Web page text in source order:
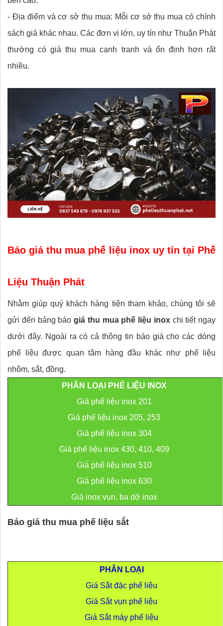
- Địa điểm và cơ sở thu mua: Mỗi cơ sở thu mua có chính
sách giá khác nhau. Các đơn vị lớn, uy tín như Thuận Phát
thường có giá thu mua cạnh tranh và ổn định hơn rất
nhiều.
Báo giá thu mua phế liệu inox uy tín tại Phế
Liệu Thuận Phát
Nhằm giúp quý khách hàng tiện tham khảo, chúng tôi sẽ
gửi đến bảng báo giá thu mua phế liệu inoxchi tiết ngay
dưới đây. Ngoài ra có cả thông tin báo giá cho các dòng
phế liệu được quan tâm hàng đầu khác như phế liệu
nhôm, sắt, đồng.
PHÂN LOẠI PHẾ LIỆU INOX
Giá phế liệu inox 201
Giá phế liệu inox 205, 253
Giá phế liệu inox 304
Giá phế liệu inox 430, 410, 409
Giá phế liệu inox 510
Giá phế liệu inox 630
Giá inox vụn, ba dớ inox
Báo giá thu mua phế liệu sắt
PHÂN LOẠI
Giá Sắt đặc phế liệu
Giá Sắt vụn phế liệu
Giá Sắt máy phế liệu